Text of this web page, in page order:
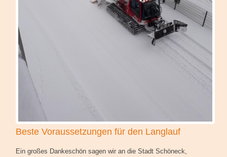
Beste Voraussetzungen für den Langlauf
Ein großes Dankeschön sagen wir an die Stadt Schöneck,